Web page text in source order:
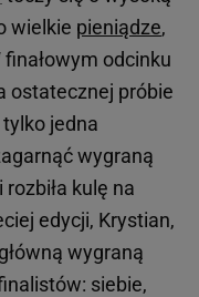
wielkie pieniądze,
odcinku
ostatecznej próbie
jedna
wygraną
kulę na
edycji, Krystian,
wygraną
siebie,